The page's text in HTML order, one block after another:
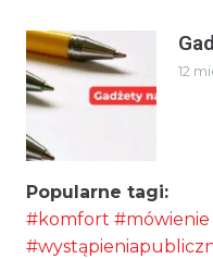
12
Popularne tagi:
#komfort #mówienie